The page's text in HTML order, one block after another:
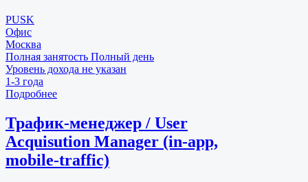
PUSK
Офис
Москва
Полная занятость Полный день
Уровень дохода не указан
1-3 года
Подробнее
Трафик-менеджер / User
Acquisution Manager (in-app,
mobile-traffic)